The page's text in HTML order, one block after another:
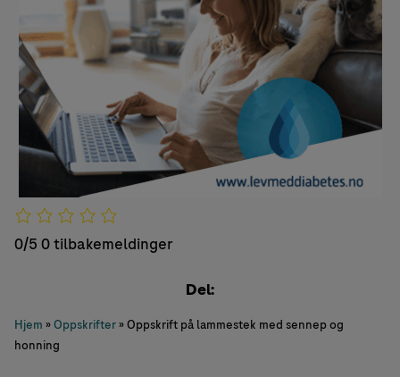
0/5 0 tilbakemeldinger
Del:
Hjem »Oppskrifter»Oppskrift på lammestek med sennep og
honning